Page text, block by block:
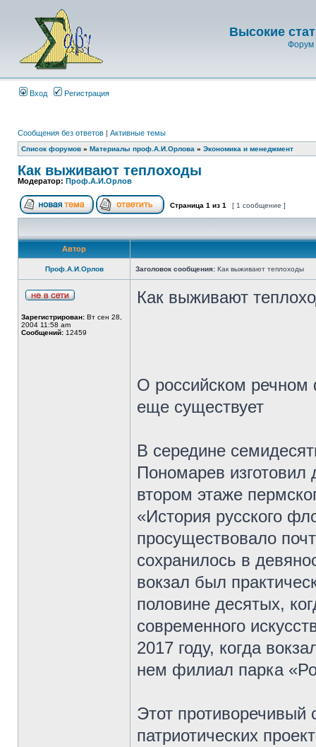
Высокие
Форум
Вход Регистрация
Сообщения без ответов | Активные темы
Список форумов » Материалы проф.А.И.Орлова » Экономика и менеджмент
Как выживают теплоходы
Модератор: Проф.А.И.Орлов
Страница 1 из 1 [ 1 сообщение ]
Автор
Проф.А.И.Орлов Заголовок сообщения: Как выживают теплоходы
Зарегистрирован: Вт сен 28,
2004 11:58 am
Сообщений: 12459
Как выживают
О российском речном
еще существует
В середине
Пономарев
втором этаже
«История русского
просуществовало
сохранилось в
вокзал был
половине десятых,
современного
2017 году, когда
нем филиал парка
Этот противоречивый
патриотических